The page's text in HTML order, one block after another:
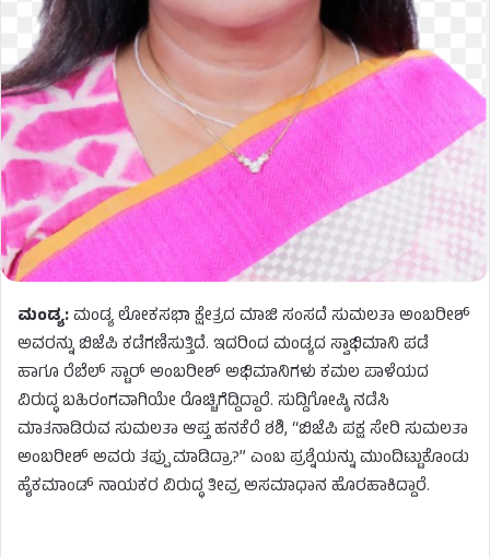
ಮಂಡ್ಯ:ಮಂಡ್ಯ ಲೋಕಸಭಾ ಕ್ಷೇತ್ರದ ಮಾಜಿ ಸಂಸದೆ ಸುಮಲತಾ ಅಂಬರೀಶ್
ಅವರನ್ನು ಬಿಜೆಪಿ ಕಡೆಗಣಿಸುತ್ತಿದೆ. ಇದರಿಂದ ಮಂಡ್ಯದ ಸ್ವಾಭಿಮಾನಿ ಪಡೆ
ಹಾಗೂ ರೆಬೆಲ್ ಸ್ಟಾರ್ ಅಂಬರೀಶ್ ಅಭಿಮಾನಿಗಳು ಕಮಲ ಪಾಳೆಯದ
ವಿರುದ್ಧ ಬಹಿರಂಗವಾಗಿಯೇ ರೊಚ್ಚಿಗೆದ್ದಿದ್ದಾರೆ. ಸುದ್ದಿಗೋಷ್ಠಿ ನಡೆಸಿ
ಮಾತನಾಡಿರುವ ಸುಮಲತಾ ಆಪ್ತ ಹನಕೆರೆ ಶಶಿ, “ಬಿಜೆಪಿ ಪಕ್ಷ ಸೇರಿ ಸುಮಲತಾ
ಅಂಬರೀಶ್ ಅವರು ತಪ್ಪು ಮಾಡಿದ್ರಾ?” ಎಂಬ ಪ್ರಶ್ನೆಯನ್ನು ಮುಂದಿಟ್ಟುಕೊಂಡು
ಹೈಕಮಾಂಡ್ ನಾಯಕರ ವಿರುದ್ಧ ತೀವ್ರ ಅಸಮಾಧಾನ ಹೊರಹಾಕಿದ್ದಾರೆ.